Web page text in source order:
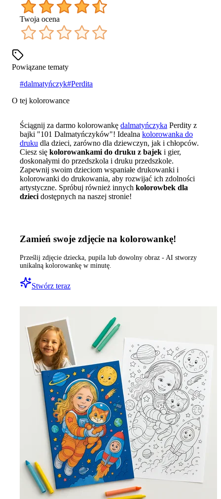
Twoja ocena
Powiązane tematy
#dalmatyńczyk#Perdita
O tej kolorowance
Ściągnij za darmo kolorowankę dalmatyńczyka Perdity z
bajki "101 Dalmatyńczyków"! Idealna kolorowanka do
druku dla dzieci, zarówno dla dziewczyn, jak i chłopców.
Ciesz się kolorowankami do druku z bajek i gier,
doskonałymi do przedszkola i druku przedszkole.
Zapewnij swoim dzieciom wspaniałe drukowanki i
kolorowanki do drukowania, aby rozwijać ich zdolności
artystyczne. Spróbuj również innych kolorowbek dla
dzieci dostępnych na naszej stronie!
Zamień swoje zdjęcie na kolorowankę!
Prześlij zdjęcie dziecka, pupila lub dowolny obraz - AI stworzy
unikalną kolorowankę w minutę.
Stwórz teraz